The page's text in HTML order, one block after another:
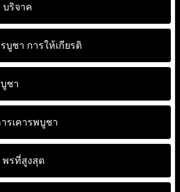
บริจาค
บูชา การให้เกียรติ
ชา
รเคารพบูชา
พรที่สูงสุด